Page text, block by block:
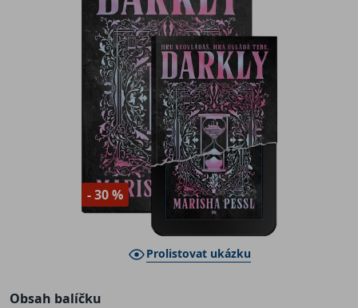
- 30 %
Prolistovat ukázku
Obsah balíčku